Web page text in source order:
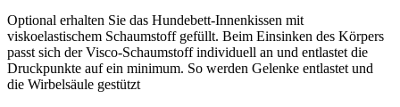
Optional erhalten Sie das Hundebett-Innenkissen mit
viskoelastischem Schaumstoff gefüllt. Beim Einsinken des Körpers
passt sich der Visco-Schaumstoff individuell an und entlastet die
Druckpunkte auf ein minimum. So werden Gelenke entlastet und
die Wirbelsäule gestützt